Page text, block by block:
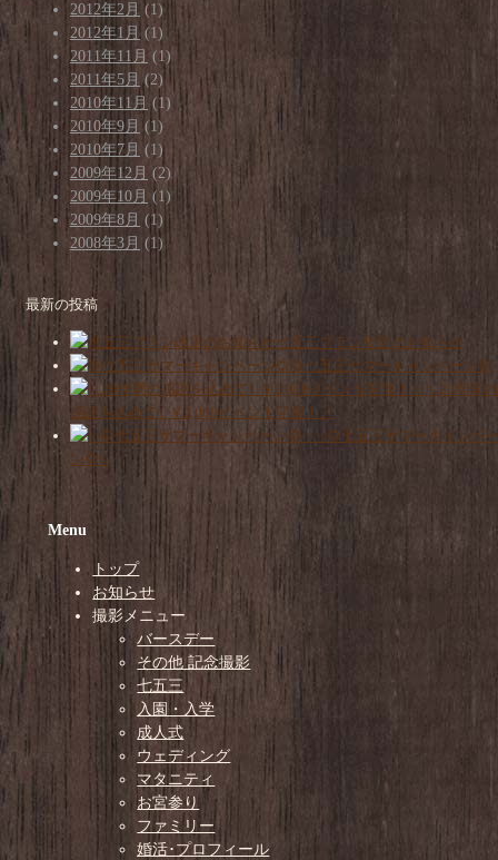
2012年2月 (1)
2012年1月 (1)
2011年11月 (1)
2011年5月 (2)
2010年11月 (1)
2010年9月 (1)
2010年7月 (1)
2009年12月 (2)
2009年10月 (1)
2009年8月 (1)
2008年3月 (1)
最新の投稿
七五三プラン改定のお知らせ
🌻七五三サマーキャンペーン🌻
＼20年間の
感謝を込めて✨￥2,000イベント開催！／
✨🌻七五三サマーキャンペ
ン🌻✨
Menu
トップ
お知らせ
撮影メニュー
バースデー
その他 記念撮影
七五三
入園・入学
成人式
ウェディング
マタニティ
お宮参り
ファミリー
婚活･プロフィール